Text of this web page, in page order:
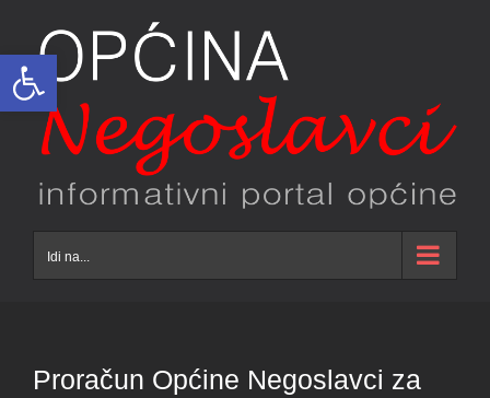
Open toolbar
content
Idi na...
Proračun Općine Negoslavci za